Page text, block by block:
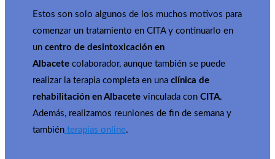
Estos son solo algunos de los muchos motivos para
comenzar un tratamiento en CITA y continuarlo en
un centro de desintoxicación en
Albacetecolaborador, aunque también se puede
realizar la terapia completa en una clínica de
rehabilitación en Albacetevinculada con CITA.
Además, realizamos reuniones de fin de semana y
tambiénterapias online.